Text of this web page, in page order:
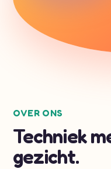
OVER ONS
Techniek
gezicht.